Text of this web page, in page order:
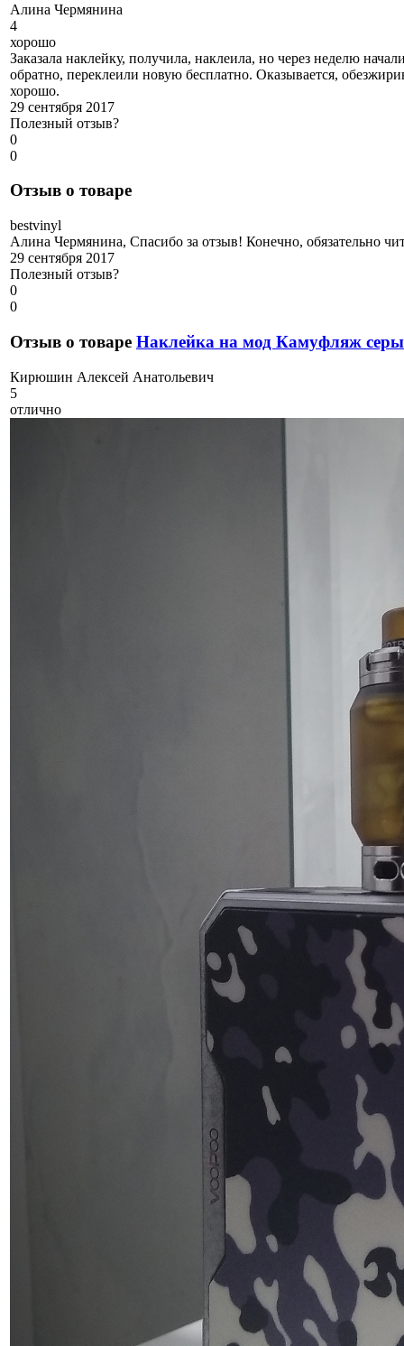
Алина Чермянина
4
хорошо
Заказала наклейку, получила, наклеила, но через неделю
обратно, переклеили новую бесплатно. Оказывается,
хорошо.
29 сентября 2017
Полезный отзыв?
0
0
Отзыв о товаре
bestvinyl
Алина Чермянина, Спасибо за отзыв! Конечно, обязательно
29 сентября 2017
Полезный отзыв?
0
0
Отзыв о товаре Наклейка на мод Камуфляж
Кирюшин Алексей Анатольевич
5
отлично